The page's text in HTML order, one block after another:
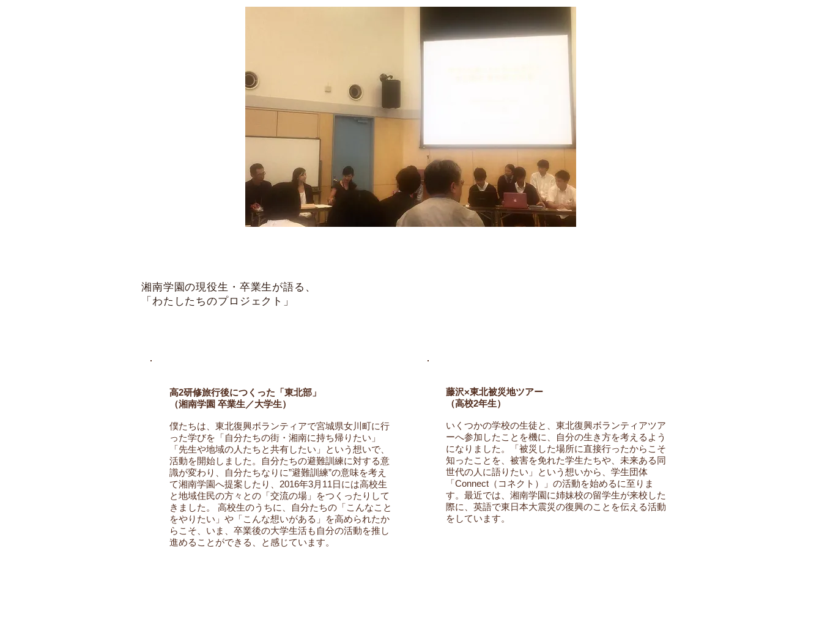
湘南学園の現役生・卒業生が語る、
「わたしたちのプロジェクト」
高2研修旅行後につくった「東北部」
（湘南学園 卒業生／大学生）
僕たちは、東北復興ボランティアで宮城県女川町に行
った学びを「自分たちの街・湘南に持ち帰りたい」
「先生や地域の人たちと共有したい」という想いで、
活動を開始しました。自分たちの避難訓練に対する意
識が変わり、自分たちなりに”避難訓練”の意味を考え
て湘南学園へ提案したり、2016年3月11日には高校生
と地域住民の方々との「交流の場」をつくったりして
きました。 高校生のうちに、自分たちの「こんなこと
をやりたい」や「こんな想いがある」を高められたか
らこそ、いま、卒業後の大学生活も自分の活動を推し
進めることができる、と感じています。
藤沢×東北被災地ツアー
（高校2年生）
いくつかの学校の生徒と、東北復興ボランティアツア
ーへ参加したことを機に、自分の生き方を考えるよう
になりました。「被災した場所に直接行ったからこそ
知ったことを、被害を免れた学生たちや、未来ある同
世代の人に語りたい」という想いから、学生団体
「Connect（コネクト）」の活動を始めるに至りま
す。最近では、湘南学園に姉妹校の留学生が来校した
際に、英語で東日本大震災の復興のことを伝える活動
をしています。